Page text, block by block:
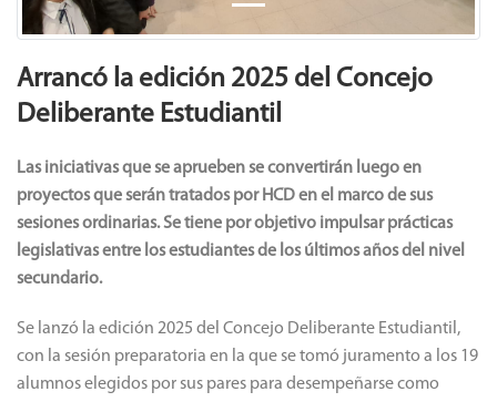
Arrancó la edición 2025 del Concejo
Deliberante Estudiantil
Las iniciativas que se aprueben se convertirán luego en
proyectos que serán tratados por HCD en el marco de sus
sesiones ordinarias. Se tiene por objetivo impulsar prácticas
legislativas entre los estudiantes de los últimos años del nivel
secundario.
Se lanzó la edición 2025 del Concejo Deliberante Estudiantil,
con la sesión preparatoria en la que se tomó juramento a los 19
alumnos elegidos por sus pares para desempeñarse como